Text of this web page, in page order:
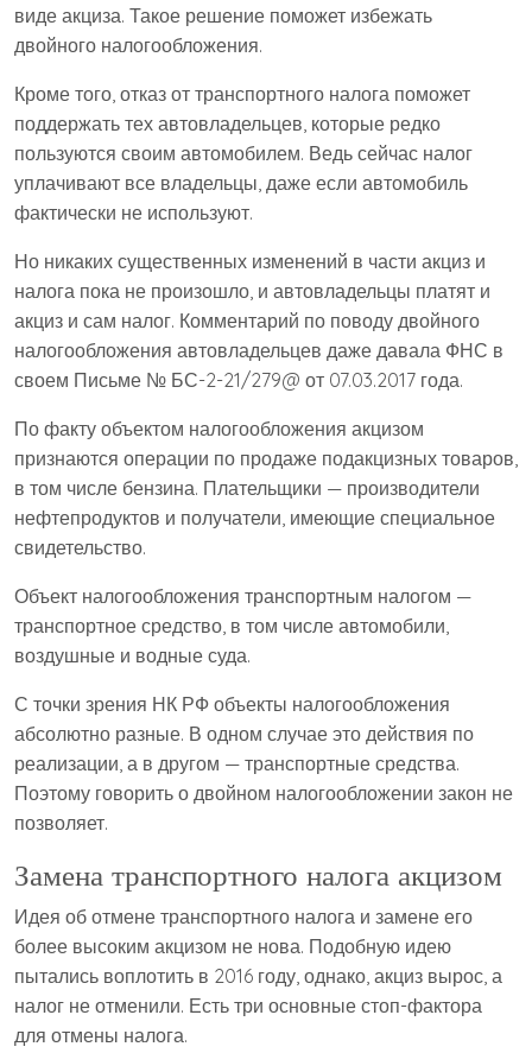
виде акциза. Такое решение поможет избежать
двойного налогообложения.
Кроме того, отказ от транспортного налога поможет
поддержать тех автовладельцев, которые редко
пользуются своим автомобилем. Ведь сейчас налог
уплачивают все владельцы, даже если автомобиль
фактически не используют.
Но никаких существенных изменений в части акциз и
налога пока не произошло, и автовладельцы платят и
акциз и сам налог. Комментарий по поводу двойного
налогообложения автовладельцев даже давала ФНС в
своем Письме № БС-2-21/279@ от 07.03.2017 года.
По факту объектом налогообложения акцизом
признаются операции по продаже подакцизных товаров,
в том числе бензина. Плательщики — производители
нефтепродуктов и получатели, имеющие специальное
свидетельство.
Объект налогообложения транспортным налогом —
транспортное средство, в том числе автомобили,
воздушные и водные суда.
С точки зрения НК РФ объекты налогообложения
абсолютно разные. В одном случае это действия по
реализации, а в другом — транспортные средства.
Поэтому говорить о двойном налогообложении закон не
позволяет.
Замена транспортного налога акцизом
Идея об отмене транспортного налога и замене его
более высоким акцизом не нова. Подобную идею
пытались воплотить в 2016 году, однако, акциз вырос, а
налог не отменили. Есть три основные стоп-фактора
для отмены налога.